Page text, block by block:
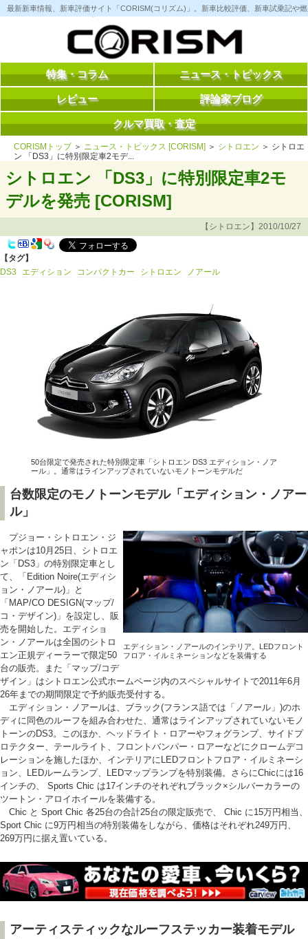
コ
ン
へ
最新新車情報、新車評価サイト「CORISM(コリズム)」。新車比較評価、新車試乗記や
特集・コラム ニュース・トピックス
レビュー 評論家ブログ
クルマ買取・査定
CORISMトップ＞ ニュース・トピックス [CORISM] ＞ シトロエン ＞ シトロエ
ン 「DS3」に特別限定車2モデ...
シトロエン 「DS3」に特別限定車2モ
デルを発売 [CORISM]
【シトロエン】2010/10/27
【タグ】
DS3
エディション コンパクトカー シトロエン ノアール
50台限定で発売された特別限定車「シトロエン DS3 エディション・ノア
ール」。通常はラインアップされていないモノトーンモデルだ
台数限定のモノトーンモデル「エディション・ノアー
ル」
エディション・ノアールのインテリア。LEDフロント
フロア・イルミネーションなどを装備する
プジョー・シトロエン・ジ
ャポンは10月25日、シトロエ
ン「DS3」の特別限定車とし
て、「Edition Noire(エディシ
ョン・ノアール)」と
「MAP/CO DESIGN(マップ/
コ・デザイン)」を設定し、販
売を開始した。エディショ
ン・ノアールは全国のシトロ
エン正規ディーラーで限定50
台の販売。また「マップ/コデ
ザイン」はシトロエン公式ホームページ内のスペシャルサイトで2011年6月
26年までの期間限定で予約販売受付する。
エディション・ノアールは、ブラック(フランス語では「ノアール」)のホ
ディに同色のルーフを組み合わせた、通常はラインアップされていないモノ
トーンのDS3。このほか、ヘッドライト・ロアーやフォグランプ、サイドプ
ロテクター、テールライト、フロントバンパー・ロアーなどにクロームデコ
レーションを施したほか、インテリアにLEDフロントフロア・イルミネーシ
ョン、LEDルームランプ、LEDマップランプを特別装備。さらにChicには16
インチの、 Sports Chic は17インチのそれぞれブラック×シルバーカラーの
ツートン・アロイホイールを装備する。
Chic と Sport Chic 各25台の合計25台の限定販売で、 Chic に15万円相当、
Sport Chic に9万円相当の特別装備をしながら、価格はそれぞれ249万円、
269万円に据え置いている。
アーティスティックなルーフステッカー装着モデル